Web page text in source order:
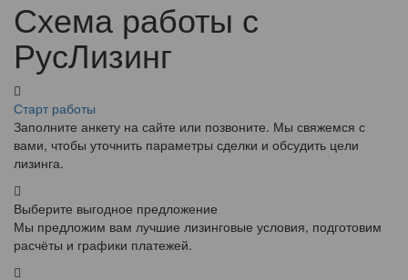
Схема работы с
РусЛизинг
Старт работы
Заполните анкету на сайте или позвоните. Мы свяжемся с
вами, чтобы уточнить параметры сделки и обсудить цели
лизинга.
Выберите выгодное предложение
Мы предложим вам лучшие лизинговые условия, подготовим
расчёты и графики платежей.